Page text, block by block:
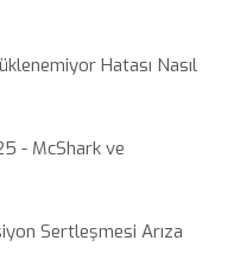
Hatası Nasıl
- McShark ve
Sertleşmesi Arıza